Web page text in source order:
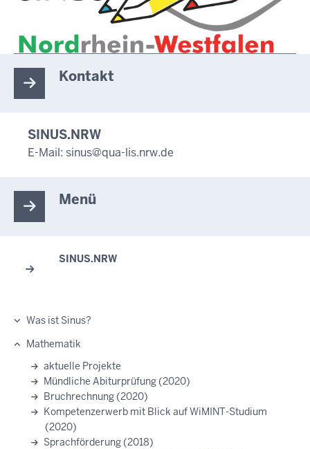
Kontakt
SINUS.NRW
E-Mail: sinus@qua-lis.nrw.de
Menü
SINUS.NRW
Was ist Sinus?
Mathematik
aktuelle Projekte
Mündliche Abiturprüfung (2020)
Bruchrechnung (2020)
Kompetenzerwerb mit Blick auf WiMINT-Studium
(2020)
Sprachförderung (2018)